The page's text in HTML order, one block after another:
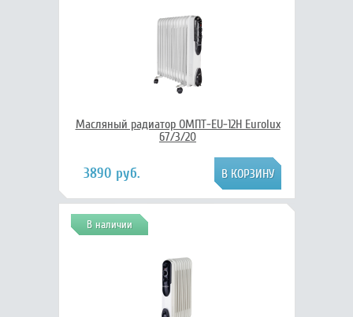
Масляный радиатор ОМПТ-EU-12Н Eurolux
67/3/20
3890 руб.
В наличии